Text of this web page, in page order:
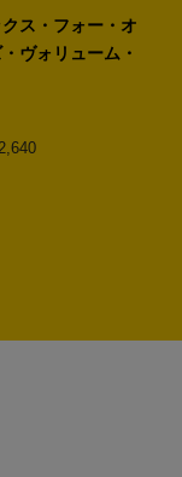
ス・フォー・オ
ヴォリューム・